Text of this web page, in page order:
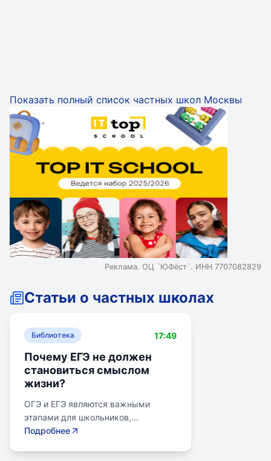
Показать полный список частных школ Москвы
Реклама. ОЦ `ЮФёст`. ИНН 7707082829
Статьи о частных школах
Библиотека 17:49
Почему ЕГЭ не должен
становиться смыслом
жизни?
ОГЭ и ЕГЭ являются важными
этапами для школьников,
готовящихся к переходу на
Подробнее